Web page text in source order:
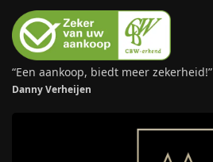
“Een aankoop, biedt meer zekerheid!”
Danny Verheijen